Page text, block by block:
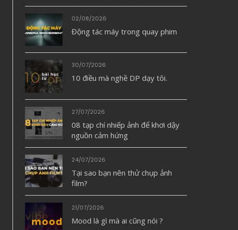
02/08/2026
Động tác máy trong quay phim
30/07/2026
10 điều mà nghề DP dạy tôi.
27/07/2026
08 tạp chí nhiếp ảnh để khơi dậy
nguồn cảm hứng
24/07/2026
Tại sao bạn nên thử chụp ảnh
film?
21/07/2026
Mood là gì mà ai cũng nói ?